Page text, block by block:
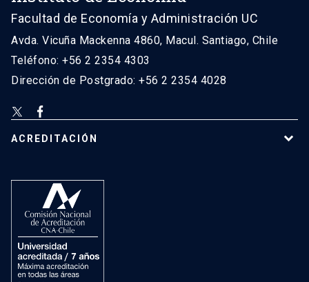
Facultad de Economía y Administración UC
Avda. Vicuña Mackenna 4860, Macul. Santiago, Chile
Teléfono: +56 2 2354 4303
Dirección de Postgrado: +56 2 2354 4028
ACREDITACIÓN